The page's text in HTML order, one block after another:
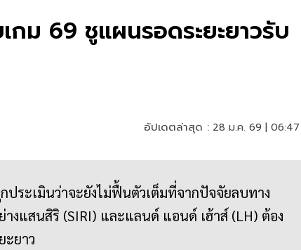
กม 69 ชูแผนรอดระยะยาวรับ
อัปเดตล่าสุด : 28 ม.ค. 69 |
ระเมินว่าจะยังไม่ฟื้นตัวเต็มที่จากปัจจัยลบทาง
งแสนสิริ (SIRI) และแลนด์ แอนด์ เฮ้าส์ (LH) ต้อง
ะยาว